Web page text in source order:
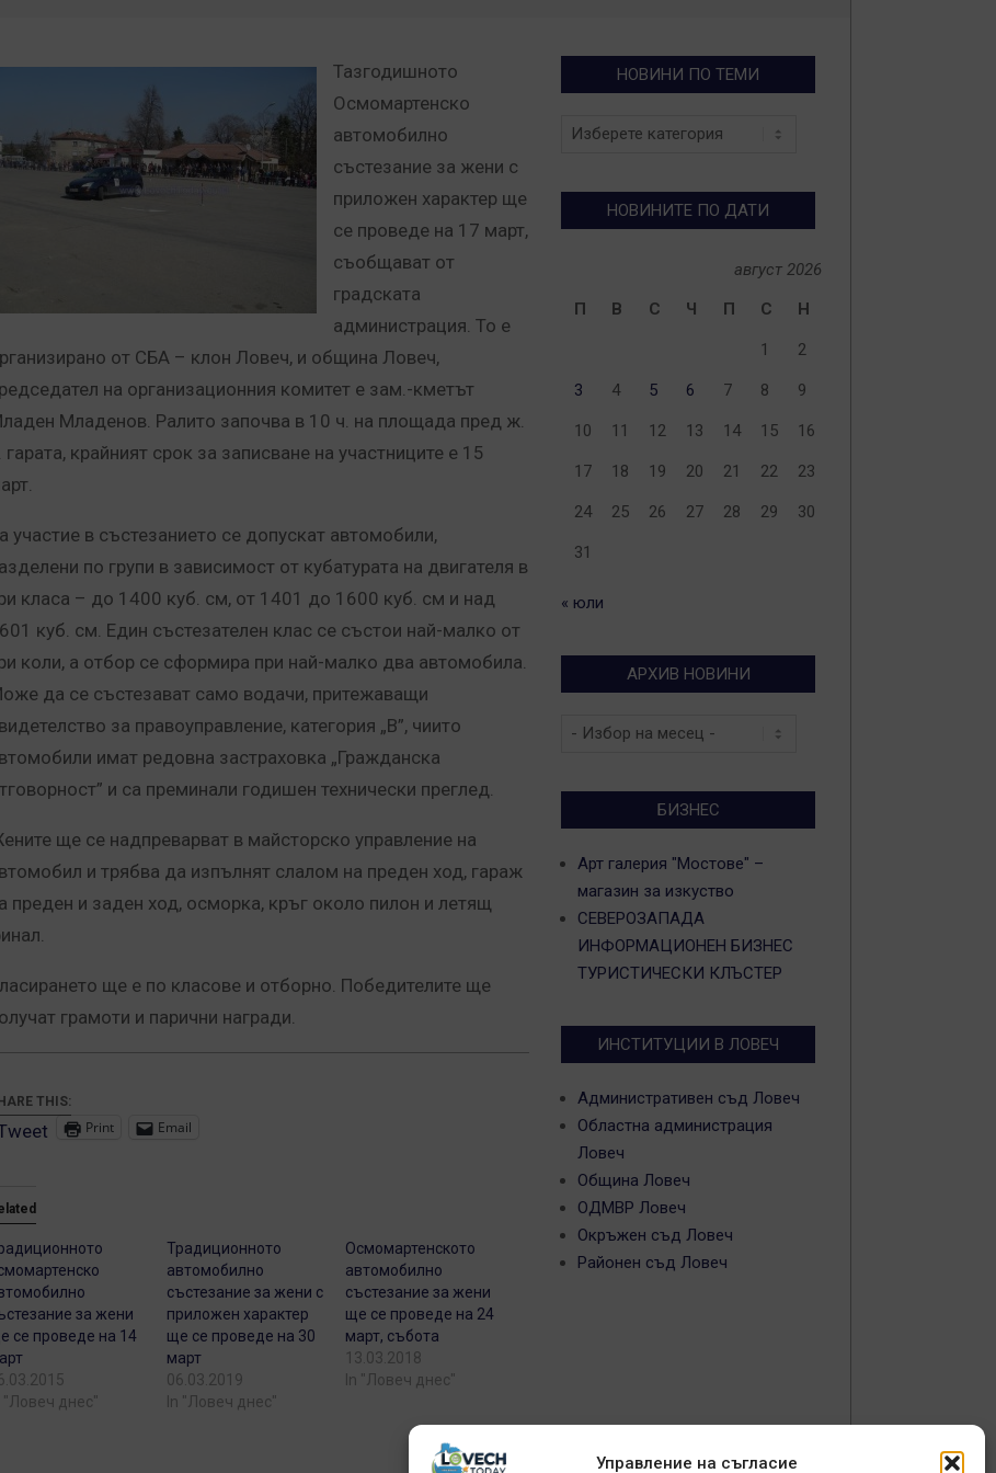
Управление на съгласие
Тазгодишното
Осмомартенско
автомобилно
състезание за жени с
приложен характер ще
се проведе на 17 март,
съобщават от
градската
администрация. То е
от СБА – клон Ловеч, и община Ловеч,
на организационния комитет е зам.-кметът
Младенов. Ралито започва в 10 ч. на площада пред ж.
гарата, крайният срок за записване на участниците е 15
участие в състезанието се допускат автомобили,
по групи в зависимост от кубатурата на двигателя в
класа – до 1400 куб. см, от 1401 до 1600 куб. см и над
куб. см. Един състезателен клас се състои най-малко от
коли, а отбор се сформира при най-малко два автомобила.
да се състезават само водачи, притежаващи
за правоуправление, категория „В”, чиито
имат редовна застраховка „Гражданска
и са преминали годишен технически преглед.
ще се надпреварват в майсторско управление на
и трябва да изпълнят слалом на преден ход, гараж
преден и заден ход, осморка, кръг около пилон и летящ
ще е по класове и отборно. Победителите ще
грамоти и парични награди.
THIS:
Print Email
за жени
се проведе на 14
"Ловеч днес"
Традиционното
автомобилно
състезание за жени с
приложен характер
ще се проведе на 30
март
06.03.2019
In "Ловеч днес"
Осмомартенското
автомобилно
състезание за жени
ще се проведе на 24
март, събота
13.03.2018
In "Ловеч днес"
НОВИНИ ПО ТЕМИ
Новини
НОВИНИТЕ ПО ДАТИ
август 2026
П
В С Ч П С Н
1 2
3 4 5 6 7 8 9
10 11 12 13 14 15 16
17 18 19 20 21 22 23
24 25 26 27 28 29 30
31
« юли
АРХИВ НОВИНИ
Архив
БИЗНЕС
Арт галерия "Мостове" –
магазин за изкуство
СЕВЕРОЗАПАДА
ИНФОРМАЦИОНЕН БИЗНЕС
ТУРИСТИЧЕСКИ КЛЪСТЕР
ИНСТИТУЦИИ В ЛОВЕЧ
Административен съд Ловеч
Областна администрация
Ловеч
Община Ловеч
ОДМВР Ловеч
Окръжен съд Ловеч
Районен съд Ловеч